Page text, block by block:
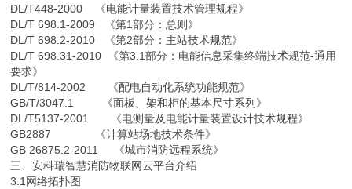
DL/T448-2000 《电能计量装置技术管理规程》
DL/T 698.1-2009 《第1部分：总则》
DL/T 698.2-2010 《第2部分：主站技术规范》
DL/T 698.31-2010 《第3.1部分：电能信息采集终端技术规范-通用
要求》
DL/T/814-2002 《配电自动化系统功能规范》
GB/T/3047.1 《面板、架和柜的基本尺寸系列》
DL/T5137-2001 《电测量及电能计量装置设计技术规程》
GB2887 《计算站场地技术条件》
GB 26875.2-2011 《城市消防远程系统》
三、安科瑞智慧消防物联网云平台介绍
3.1网络拓扑图